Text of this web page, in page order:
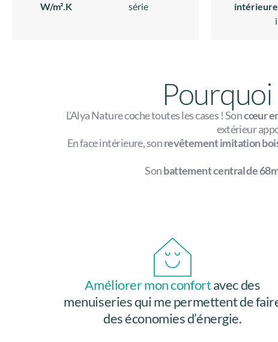
W/m².K
série
Pourquoi
L’Alya Nature coche toutes les cases ! Soncœur
extérieur
En face intérieure, sonrevêtement imitation
Sonbattement central de
Améliorer mon confortavec des
menuiseries qui me permettent de
des économies d’énergie.